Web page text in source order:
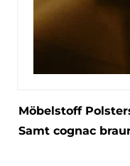
Möbelstoff
Samt cognac